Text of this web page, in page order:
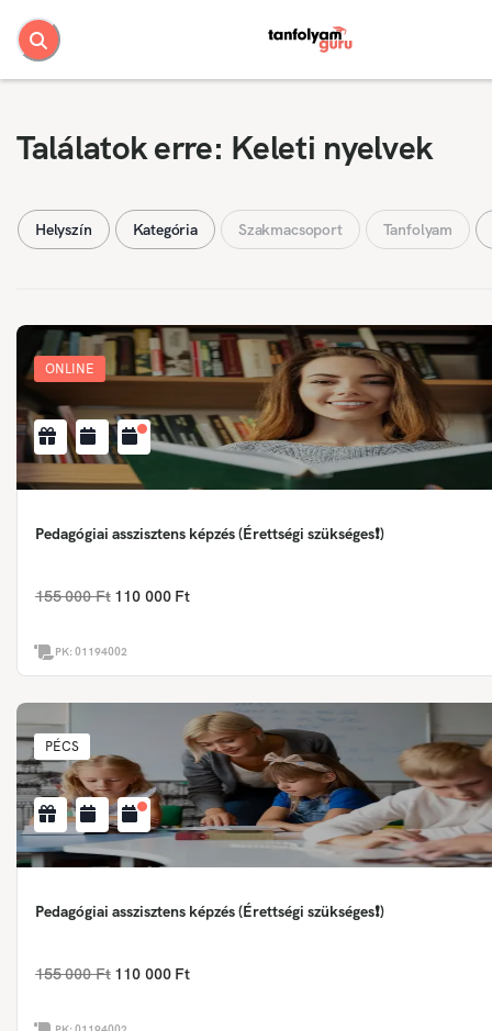
Találatok erre: Keleti nyelvek
Helyszín Kategória Szakmacsoport Tanfolyam
ONLINE
Pedagógiai asszisztens képzés (Érettségi szükséges❗)
155 000 Ft 110 000 Ft
PK:01194002
PÉCS
Pedagógiai asszisztens képzés (Érettségi szükséges❗)
155 000 Ft 110 000 Ft